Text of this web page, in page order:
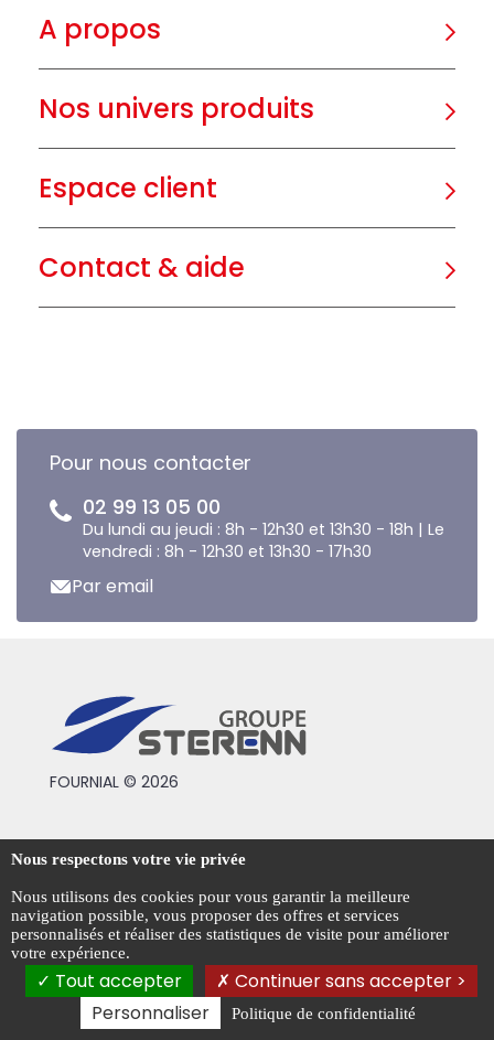
A propos
Nos univers produits
Espace client
Contact & aide
Pour nous contacter
02 99 13 05 00
Du lundi au jeudi : 8h - 12h30 et 13h30 - 18h | Le
vendredi : 8h - 12h30 et 13h30 - 17h30
Par email
FOURNIAL © 2026
Conditions générales de vente
Mentions légales
Politique de confidentialité
Gestion des cookies
Nous respectons votre vie privée
Nous utilisons des cookies pour vous garantir la meilleure
navigation possible, vous proposer des offres et services
personnalisés et réaliser des statistiques de visite pour améliorer
votre expérience.
Tout accepter
Continuer sans accepter >
Personnaliser
Politique de confidentialité